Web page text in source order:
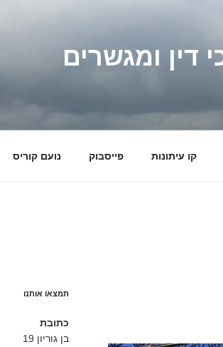
דין ומגשרים
קו עיתונות פייסבוק נועם קוריס
תמצאו אותנו
כתובת
בן גוריון 19